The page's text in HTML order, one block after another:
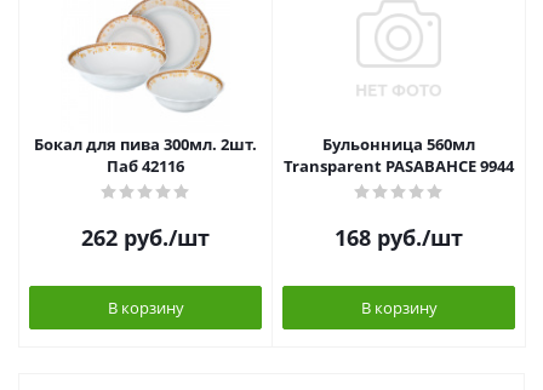
Бокал для пива 300мл. 2шт.
Паб 42116
262 руб./шт
В корзину
Бульонница 560мл
Transparent PASABAHCE 9944
168 руб./шт
В корзину